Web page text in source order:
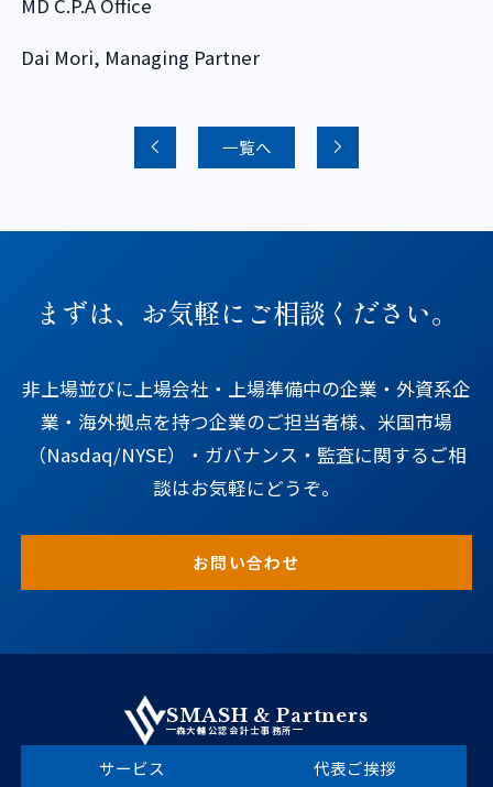
MD C.P.A Office
Dai Mori, Managing Partner
一覧へ
まずは、お気軽にご相談ください。
非上場並びに上場会社・上場準備中の企業・外資系企
業・海外拠点を持つ企業のご担当者様、米国市場
（Nasdaq/NYSE）・ガバナンス・監査に関するご相
談はお気軽にどうぞ。
お問い合わせ
SMASH & Partners
森大輔公認会計士事務所
サービス 代表ご挨拶